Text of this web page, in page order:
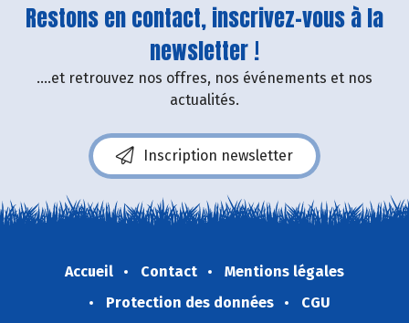
Restons en contact, inscrivez-vous à la
newsletter !
....et retrouvez nos offres, nos événements et nos
actualités.
Inscription newsletter
Accueil Contact
Mentions légales
Protection des données
CGU